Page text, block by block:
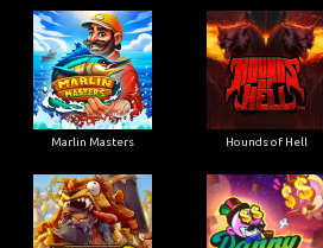
Marlin Masters Hounds of Hell